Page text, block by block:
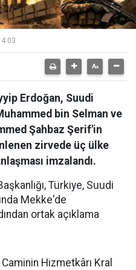
Erdoğan, Suudi
bin Selman ve
Şahbaz Şerif'in
zirvede üç ülke
imzalandı.
Türkiye, Suudi
Mekke'de
ortak açıklama
Hizmetkârı Kral